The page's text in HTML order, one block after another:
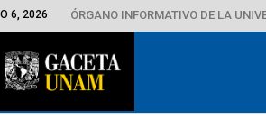
6, 2026 ÓRGANO INFORMATIVO DE LA